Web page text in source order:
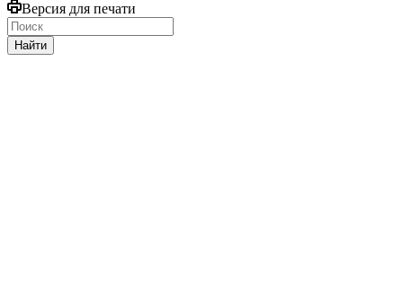
Версия для печати
Найти